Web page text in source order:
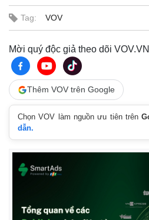
Tag: VOV
Mời quý độc giả theo dõi
Thêm VOV trên Google
Chọn VOV làm nguồn ưu tiên trên
dẫn.